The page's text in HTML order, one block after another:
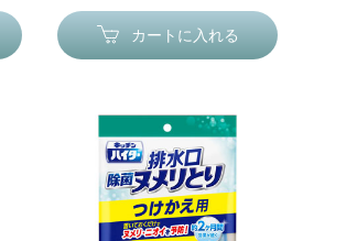
カートに入れる